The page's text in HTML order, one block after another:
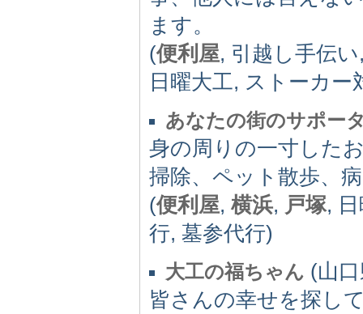
ます。
(便利屋, 引越し手伝
日曜大工, ストーカー
あなたの街のサポー
身の周りの一寸した
掃除、ペット散歩、
(便利屋, 横浜, 戸塚,
行, 墓参代行)
大工の福ちゃん (山
皆さんの幸せを探し